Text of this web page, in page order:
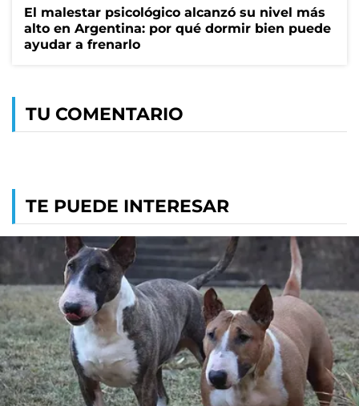
El malestar psicológico alcanzó su nivel más
alto en Argentina: por qué dormir bien puede
ayudar a frenarlo
TU COMENTARIO
TE PUEDE INTERESAR